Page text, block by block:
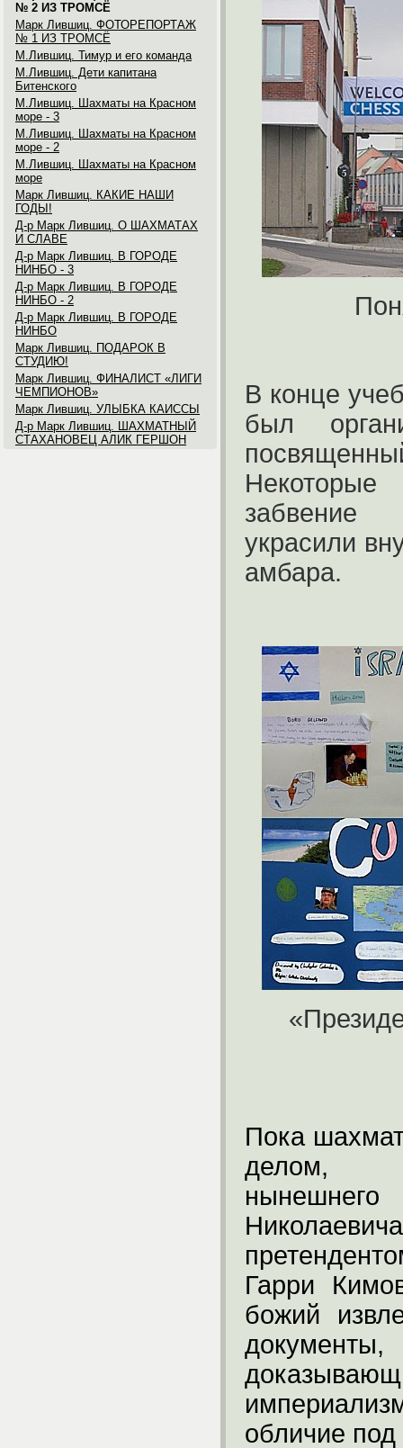
№ 2 ИЗ ТРОМСЁ
Марк Лившиц. ФОТОРЕПОРТАЖ
№ 1 ИЗ ТРОМСЁ
М.Лившиц. Тимур и его команда
М.Лившиц. Дети капитана
Битенского
М.Лившиц. Шахматы на Красном
море - 3
М.Лившиц. Шахматы на Красном
море - 2
М.Лившиц. Шахматы на Красном
море
Марк Лившиц. КАКИЕ НАШИ
ГОДЫ!
Д-р Марк Лившиц. О ШАХМАТАХ
И СЛАВЕ
Д-р Марк Лившиц. В ГОРОДЕ
НИНБО - 3
Д-р Марк Лившиц. В ГОРОДЕ
НИНБО - 2
Д-р Марк Лившиц. В ГОРОДЕ
НИНБО
Марк Лившиц. ПОДАРОК В
СТУДИЮ!
Марк Лившиц. ФИНАЛИСТ «ЛИГИ
ЧЕМПИОНОВ»
Марк Лившиц. УЛЫБКА КАИССЫ
Д-р Марк Лившиц. ШАХМАТНЫЙ
СТАХАНОВЕЦ АЛИК ГЕРШОН
В конце
был
забвение
украсили
амбара.
Пока
делом,
Гарри
божий
обличие